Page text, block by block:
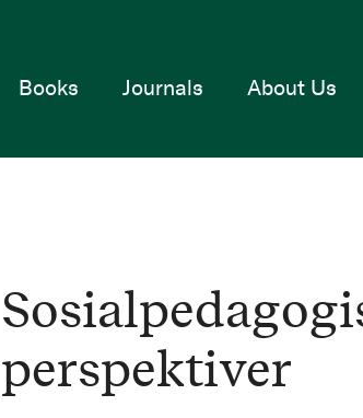
Home
Books Journals About Us
perspektiver